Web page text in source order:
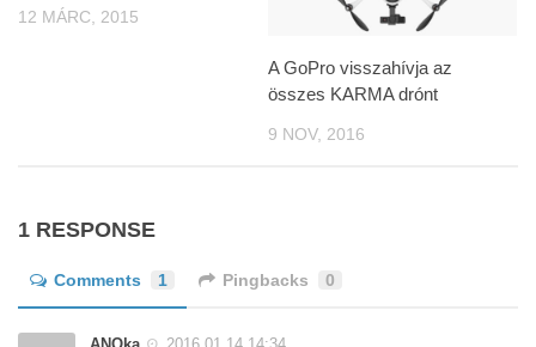
12 MÁRC, 2015
A GoPro visszahívja az
összes KARMA drónt
9 NOV, 2016
1 RESPONSE
Comments 1 Pingbacks 0